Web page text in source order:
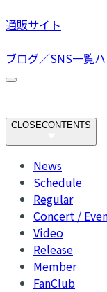
通販サイト
ブログ／SNS一覧
CLOSECONTENTS
News
Schedule
Regular
Concert /
Video
Release
Member
FanClub